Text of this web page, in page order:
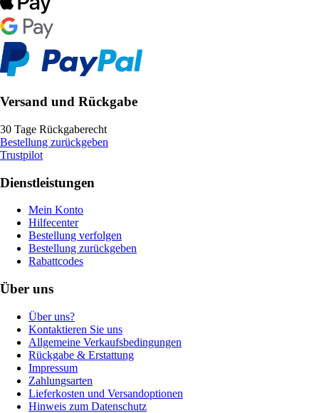
Versand und Rückgabe
30 Tage Rückgaberecht
Bestellung zurückgeben
Trustpilot
Dienstleistungen
Mein Konto
Hilfecenter
Bestellung verfolgen
Bestellung zurückgeben
Rabattcodes
Über uns
Über uns?
Kontaktieren Sie uns
Allgemeine Verkaufsbedingungen
Rückgabe & Erstattung
Impressum
Zahlungsarten
Lieferkosten und Versandoptionen
Hinweis zum Datenschutz